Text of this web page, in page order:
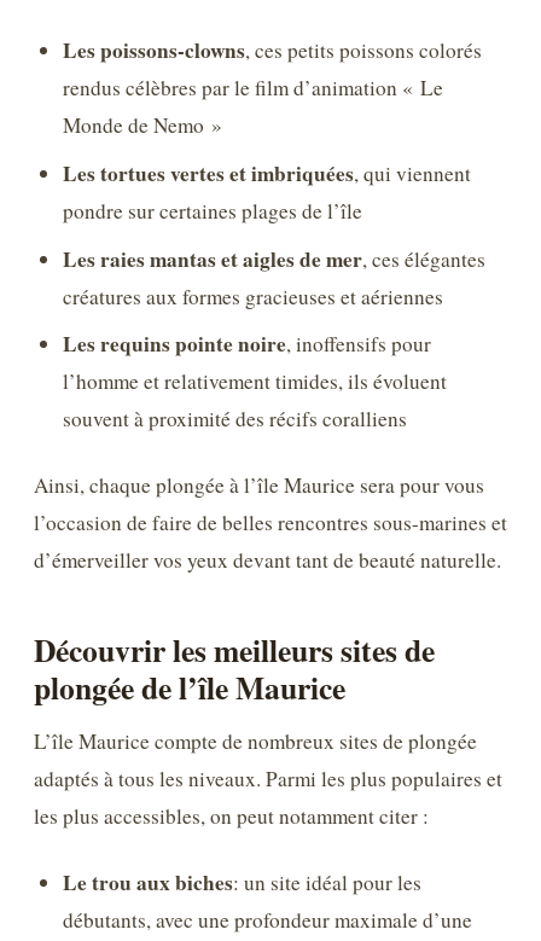
Les poissons-clowns, ces petits poissons colorés
rendus célèbres par le film d’animation « Le
Monde de Nemo »
Les tortues vertes et imbriquées, qui viennent
pondre sur certaines plages de l’île
Les raies mantas et aigles de mer, ces élégantes
créatures aux formes gracieuses et aériennes
Les requins pointe noire, inoffensifs pour
l’homme et relativement timides, ils évoluent
souvent à proximité des récifs coralliens
Ainsi, chaque plongée à l’île Maurice sera pour vous
l’occasion de faire de belles rencontres sous-marines et
d’émerveiller vos yeux devant tant de beauté naturelle.
Découvrir les meilleurs sites de
plongée de l’île Maurice
L’île Maurice compte de nombreux sites de plongée
adaptés à tous les niveaux. Parmi les plus populaires et
les plus accessibles, on peut notamment citer :
Le trou aux biches: un site idéal pour les
débutants, avec une profondeur maximale d’une